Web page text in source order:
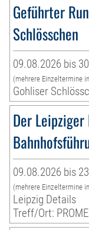
Geführter
Schlösschen
09.08.2026 bis
(mehrere Einzeltermine
Gohliser
Der
09.08.2026 bis
(mehrere Einzeltermine
Leipzig Details
Treff/Ort: